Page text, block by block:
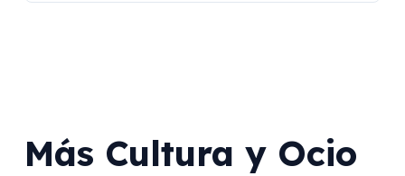
Más Cultura y Ocio